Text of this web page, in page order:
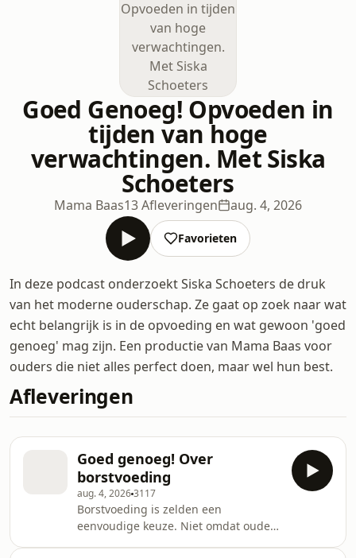
Goed Genoeg! Opvoeden in
tijden van hoge
verwachtingen. Met Siska
Schoeters
Mama Baas13 Afleveringen aug. 4, 2026
Favorieten
In deze podcast onderzoekt Siska Schoeters de druk
van het moderne ouderschap. Ze gaat op zoek naar wat
echt belangrijk is in de opvoeding en wat gewoon 'goed
genoeg' mag zijn. Een productie van Mama Baas voor
ouders die niet alles perfect doen, maar wel hun best.
Afleveringen
Goed genoeg! Over
borstvoeding
aug. 4, 20263117
Borstvoeding is zelden een
eenvoudige keuze. Niet omdat ouders